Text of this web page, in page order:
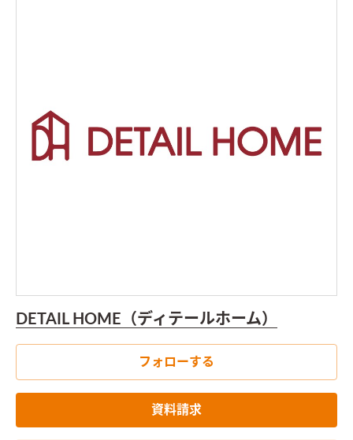
DETAIL HOME（ディテールホーム）
フォローする
資料請求